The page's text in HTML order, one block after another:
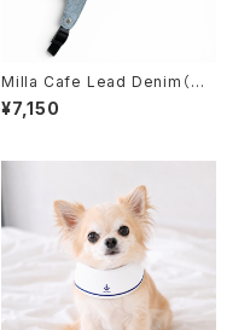
Milla Cafe Lead Denim（カ
フェリード）デニムライク ブル
ー
¥7,150